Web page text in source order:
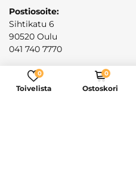
Postiosoite:
Sihtikatu 6
90520 Oulu
041 740 7770
Sähköposti:
mixitmaxoy@gmail.com
0
Toivelista
0
Ostoskori